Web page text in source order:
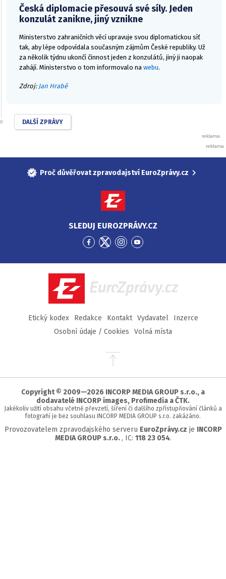
Česká diplomacie přesouvá své síly. Jeden
konzulát zanikne, jiný vznikne
Ministerstvo zahraničních věcí upravuje svou diplomatickou síť
tak, aby lépe odpovídala současným zájmům České republiky. Už
za několik týdnu ukončí činnost jeden z konzulátů, jiný ji naopak
zahájí. Ministerstvo o tom informovalo na webu.
Zdroj: Jan Hrabě
DALŠÍ ZPRÁVY
Proč důvěřovat zpravodajství EuroZprávy.cz
SLEDUJ EUROZPRÁVY.CZ
Přejít
Facebook
Přejít
Twitter
Přejít
Instagram
Přejít
YouTube
EuroZprávy.cz
Etický kodex Redakce Kontakt Vydavatel
Inzerce
Osobní údaje / Cookies
Volná místa
Přejít
stránky
Copyright © 2009—2026 INCORP MEDIA GROUP s.r.o., a
dodavatelé INCORP images, Profimedia a ČTK.
Jakékoliv užití obsahu včetně převzetí, šíření či dalšího zpřístupňování článků a
fotografií je bez souhlasu INCORP MEDIA GROUP s.r.o. zakázáno.
Provozovatelem zpravodajského serveru EuroZprávy.cz je INCORP
MEDIA GROUP s.r.o. , IC: 118 23 054.